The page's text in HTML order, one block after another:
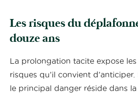
Les risques du
douze ans
La prolongation tacite expose
risques qu’il convient d’anticiper.
le principal danger réside dans